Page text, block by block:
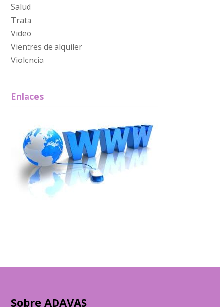
Salud
Trata
Video
Vientres de alquiler
Violencia
Enlaces
Sobre ADAVAS